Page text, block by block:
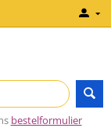
bestelformulier